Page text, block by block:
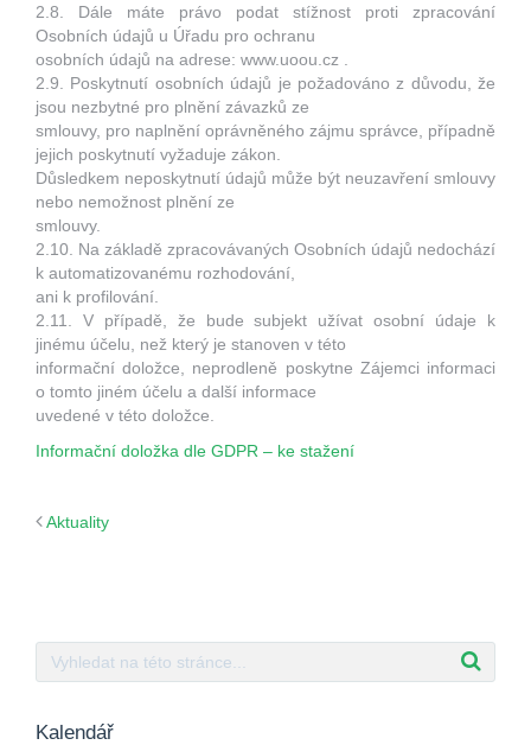
2.8. Dále máte právo podat stížnost proti zpracování
Osobních údajů u Úřadu pro ochranu
osobních údajů na adrese: www.uoou.cz .
2.9. Poskytnutí osobních údajů je požadováno z důvodu, že
jsou nezbytné pro plnění závazků ze
smlouvy, pro naplnění oprávněného zájmu správce, případně
jejich poskytnutí vyžaduje zákon.
Důsledkem neposkytnutí údajů může být neuzavření smlouvy
nebo nemožnost plnění ze
smlouvy.
2.10. Na základě zpracovávaných Osobních údajů nedochází
k automatizovanému rozhodování,
ani k profilování.
2.11. V případě, že bude subjekt užívat osobní údaje k
jinému účelu, než který je stanoven v této
informační doložce, neprodleně poskytne Zájemci informaci
o tomto jiném účelu a další informace
uvedené v této doložce.
Informační doložka dle GDPR – ke stažení
Aktuality
Kalendář